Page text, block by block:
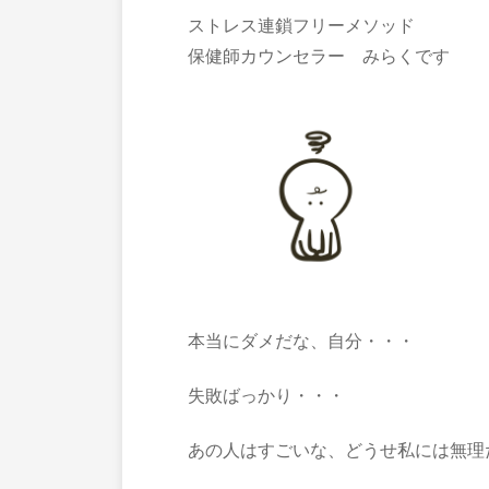
ストレス連鎖フリーメソッド
保健師カウンセラー みらくです
本当にダメだな、自分・・・
失敗ばっかり・・・
あの人はすごいな、どうせ私には無理